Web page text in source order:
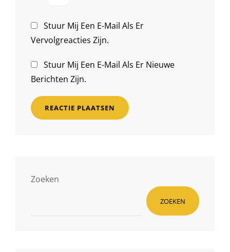
Stuur Mij Een E-Mail Als Er
Vervolgreacties Zijn.
Stuur Mij Een E-Mail Als Er Nieuwe
Berichten Zijn.
Zoeken
ZOEKEN